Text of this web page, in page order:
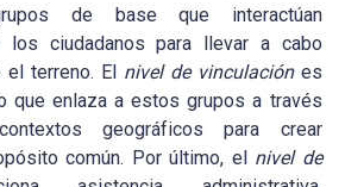
de base que interactúan
los ciudadanos para llevar a cabo
terreno. El nivel de vinculaciónes
que enlaza a estos grupos a través
geográficos para crear
común. Por último, el nivel de